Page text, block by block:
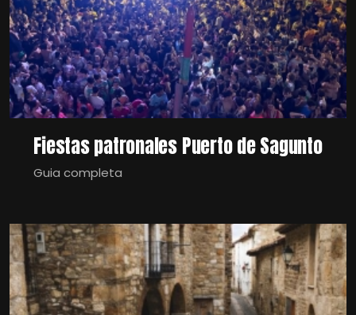
Fiestas patronales Puerto de Sagunto
Guia completa